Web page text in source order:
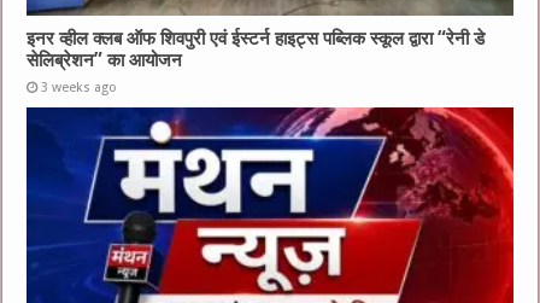
इनर व्हील क्लब ऑफ शिवपुरी एवं ईस्टर्न हाइट्स पब्लिक स्कूल द्वारा “रेनी डे
सेलिब्रेशन” का आयोजन
3 weeks ago